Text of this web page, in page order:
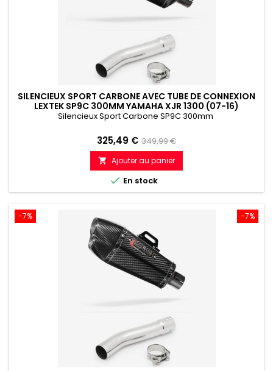
SILENCIEUX SPORT CARBONE AVEC TUBE DE CONNEXION
LEXTEK SP9C 300MM YAMAHA XJR 1300 (07-16)
Silencieux Sport Carbone SP9C 300mm
Prix
325,49 € Prix
de
référence
349,99 €
 Ajouter au panier
 En stock
-7%
-7%